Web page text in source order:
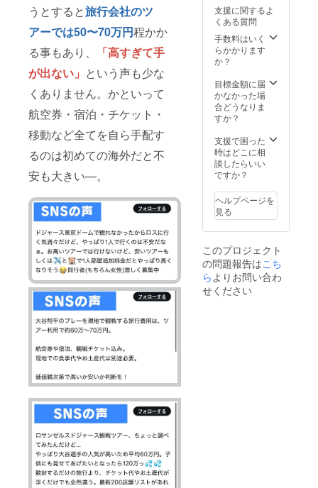
うとすると旅行会社のツ
アーでは50〜70万円程かか
る事もあり、
「高すぎて手
が出ない」 という声も少な
くありません。かといって
航空券・宿泊・チケット・
移動など全てを自ら手配す
るのは初めての海外だと不
安も大きい—。
支援に関するよ
くある質問
手数料はいく
らかかります
か？
目標金額に届
かなかった場
合どうなりま
すか？
支援で困った
時はどこに相
談したらいい
ですか？
ヘルプページを
見る
このプロジェクト
の問題報告はこち
ら よりお問い合わ
せください